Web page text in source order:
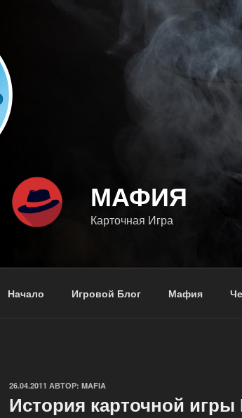
МАФИЯ
Карточная Игра
Начало Игровой Блог Мафия
ОПУБЛИКОВАНО
26.04.2011 АВТОР: MAFIA
История карточной